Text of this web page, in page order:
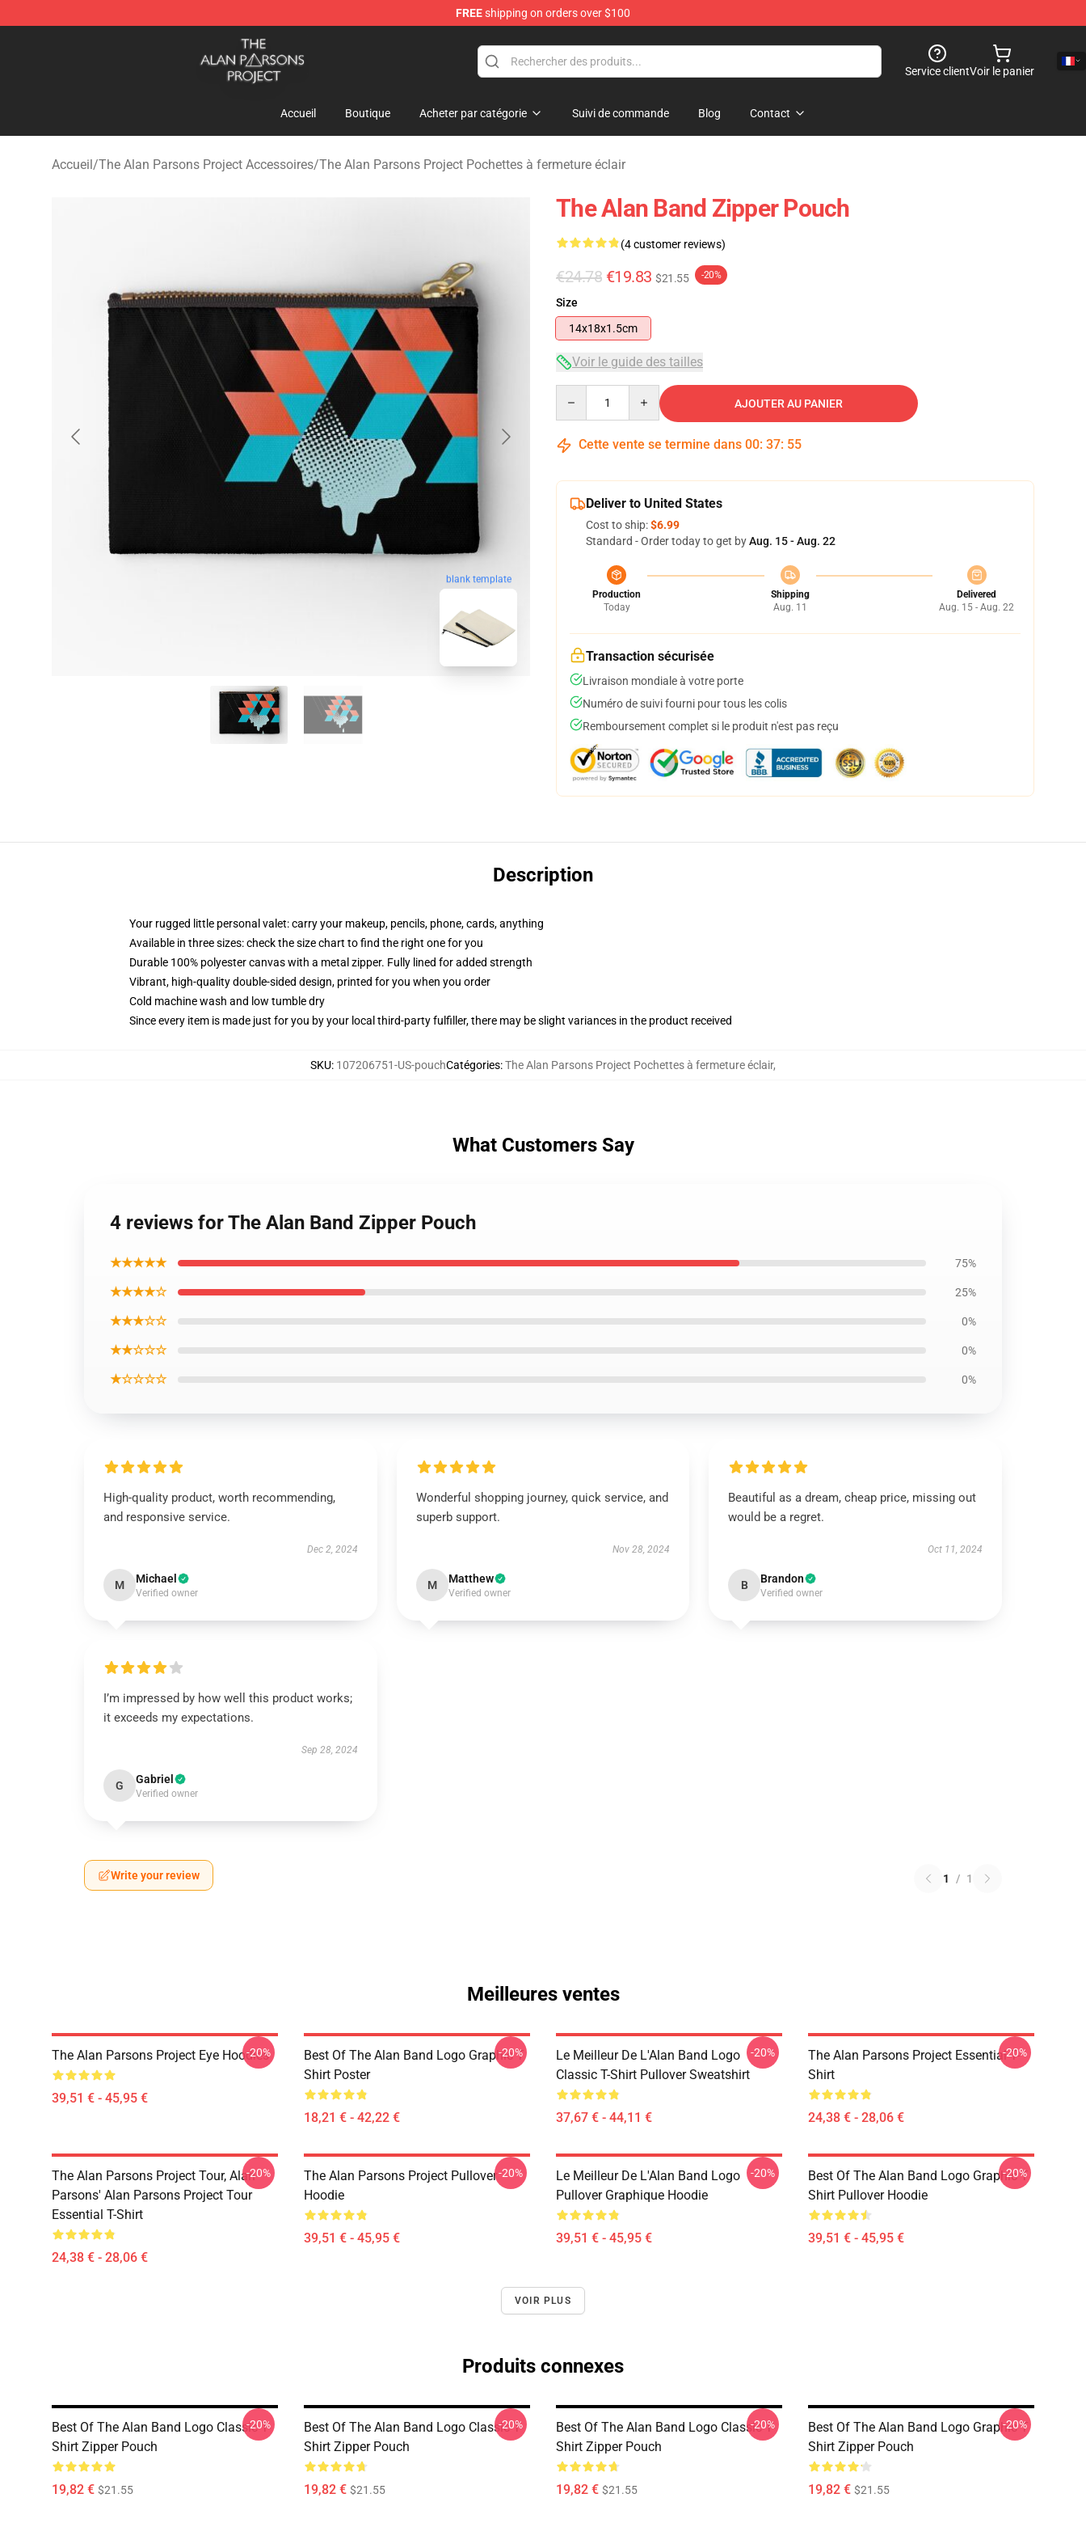
FREEshipping on orders over $100
The Alan Parsons Project Store - Official The Alan Parsons Project Merchandise Shop
Service clientVoir le panier
Accueil Boutique Acheter par catégorie Suivi de commande Blog Contact
Accueil/The Alan Parsons Project Accessoires/The Alan Parsons Project Pochettes à fermeture éclair
blank template
The Alan Band Zipper Pouch
(4 customer reviews)
€24.78 €19.83 $21.55 -20%
Size
14x18x1.5cm
Voir le guide des tailles
AJOUTER AU PANIER
Cette vente se termine dans 00: 37: 54
Deliver to United States
Cost to ship:$6.99
Standard - Order today to get byAug. 15 - Aug. 22
Production
Today
Shipping
Aug. 11
Delivered
Aug. 15 - Aug. 22
Transaction sécurisée
Livraison mondiale à votre porte
Numéro de suivi fourni pour tous les colis
Remboursement complet si le produit n'est pas reçu
Description
Your rugged little personal valet: carry your makeup, pencils, phone, cards, anything
Available in three sizes: check the size chart to find the right one for you
Durable 100% polyester canvas with a metal zipper. Fully lined for added strength
Vibrant, high-quality double-sided design, printed for you when you order
Cold machine wash and low tumble dry
Since every item is made just for you by your local third-party fulfiller, there may be slight variances in the product received
SKU: 107206751-US-pouchCatégories:The Alan Parsons Project Pochettes à fermeture éclair,
What Customers Say
4 reviews for The Alan Band Zipper Pouch
★★★★★ 75%
★★★★☆ 25%
★★★☆☆ 0%
★★☆☆☆ 0%
★☆☆☆☆ 0%
High-quality product, worth recommending,
and responsive service.
Dec 2, 2024
M Michael
Verified owner
Wonderful shopping journey, quick service, and
superb support.
Nov 28, 2024
M Matthew
Verified owner
Beautiful as a dream, cheap price, missing out
would be a regret.
Oct 11, 2024
B Brandon
Verified owner
I’m impressed by how well this product works;
it exceeds my expectations.
Sep 28, 2024
G Gabriel
Verified owner
Write your review 1 / 1
Meilleures ventes
The Alan Parsons Project Eye Hoodies
39,51 € - 45,95 €
-20%
Best Of The Alan Band Logo Graphic T
Shirt Poster
18,21 € - 42,22 €
-20%
Le Meilleur De L'Alan Band Logo
Classic T-Shirt Pullover Sweatshirt
37,67 € - 44,11 €
-20%
The Alan Parsons Project Essential T-
Shirt
24,38 € - 28,06 €
-20%
The Alan Parsons Project Tour, Alan
Parsons' Alan Parsons Project Tour
Essential T-Shirt
24,38 € - 28,06 €
-20%
The Alan Parsons Project Pullover
Hoodie
39,51 € - 45,95 €
-20%
Le Meilleur De L'Alan Band Logo
Pullover Graphique Hoodie
39,51 € - 45,95 €
-20%
Best Of The Alan Band Logo Graphic T
Shirt Pullover Hoodie
39,51 € - 45,95 €
-20%
VOIR PLUS
Produits connexes
Best Of The Alan Band Logo Classic T-
Shirt Zipper Pouch
19,82 € $21.55
-20%
Best Of The Alan Band Logo Classic T-
Shirt Zipper Pouch
19,82 € $21.55
-20%
Best Of The Alan Band Logo Classic T-
Shirt Zipper Pouch
19,82 € $21.55
-20%
Best Of The Alan Band Logo Graphic T
Shirt Zipper Pouch
19,82 € $21.55
-20%